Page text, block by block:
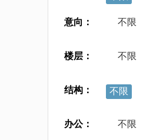
意向： 不限
楼层： 不限
结构： 不限
办公： 不限